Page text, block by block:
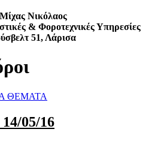
Μίχας Νικόλαος
& Φοροτεχνικές Υπηρεσίες
51, Λάρισα
ΘΕΜΑΤΑ
05/16